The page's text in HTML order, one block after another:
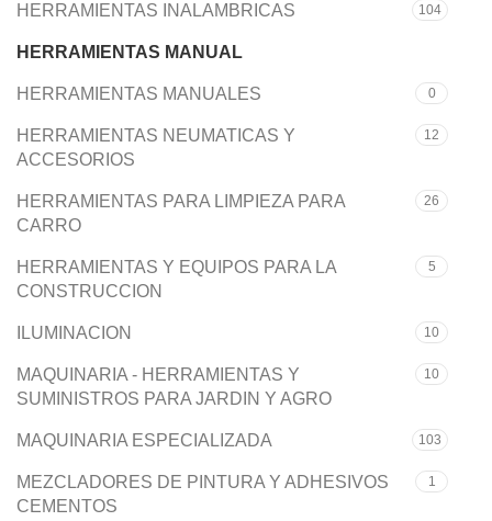
HERRAMIENTAS INALAMBRICAS 104
HERRAMIENTAS MANUAL
HERRAMIENTAS MANUALES 0
HERRAMIENTAS NEUMATICAS Y
ACCESORIOS
12
HERRAMIENTAS PARA LIMPIEZA PARA
CARRO
26
HERRAMIENTAS Y EQUIPOS PARA LA
CONSTRUCCION
5
ILUMINACION 10
MAQUINARIA - HERRAMIENTAS Y
SUMINISTROS PARA JARDIN Y AGRO
10
MAQUINARIA ESPECIALIZADA 103
MEZCLADORES DE PINTURA Y ADHESIVOS
CEMENTOS
1